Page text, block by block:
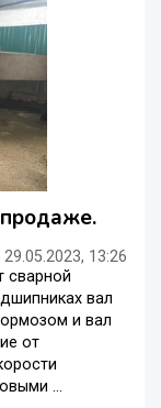
29.05.2023, 13:26
сварной
вал
и вал
от
...